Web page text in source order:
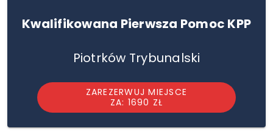
Kwalifikowana Pierwsza Pomoc KPP
Piotrków Trybunalski
ZAREZERWUJ MIEJSCE
ZA: 1690 ZŁ